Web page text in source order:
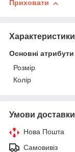
Приховати
Характеристики
Основні атрибути
Розмір
Колір
Умови доставки
Нова Пошта
Самовивіз